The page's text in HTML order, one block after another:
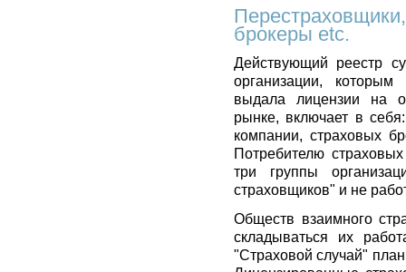
брокеры etc.
Действующий реестр
организации,
выдала лицензии на
рынке, включает в
компании, страховых
Потребителю
три группы
страховщиков" и не
Обществ взаимного
складываться их
"Страховой случай"